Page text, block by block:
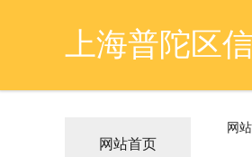
上海普陀区
网站首页
网